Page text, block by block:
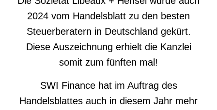
2024 vom Handelsblatt zu den besten
Steuerberatern in Deutschland gekürt.
Diese Auszeichnung erhielt die Kanzlei
somit zum fünften mal!
SWI Finance hat im Auftrag des
Handelsblattes auch in diesem Jahr mehr